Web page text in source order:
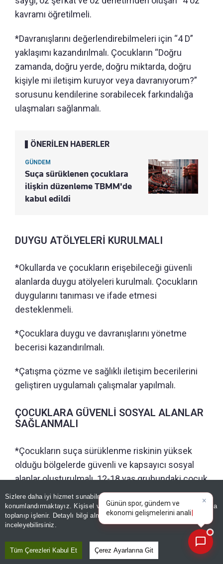
Sizlere daha iyi hizmet sunabilmek adına sitemizde
konumlandırmaktayız. Kişisel verileriniz, KVKK ve GDPR kapsamında
toplanıp işlenir. Detaylı bilgi almak içinAydınlatma Metnimizi
inceleyebilirsiniz.
Tüm Çerezleri Kabul Et Çerez Ayarlarına Git
kavramı öğretilmeli.
*Davranışlarını değerlendirebilmeleri için “4 D”
yaklaşımı kazandırılmalı. Çocukların “Doğru
zamanda, doğru yerde, doğru miktarda, doğru
kişiyle mi iletişim kuruyor veya davranıyorum?”
sorusunu kendilerine sorabilecek farkındalığa
ulaşmaları sağlanmalı.
ÖNERİLEN HABERLER
GÜNDEM
Suça sürüklenen çocuklara
ilişkin düzenleme TBMM'de
kabul edildi
DUYGU ATÖLYELERİ KURULMALI
*Okullarda ve çocukların erişebileceği güvenli
alanlarda duygu atölyeleri kurulmalı. Çocukların
duygularını tanıması ve ifade etmesi
desteklenmeli.
*Çocuklara duygu ve davranışlarını yönetme
becerisi kazandırılmalı.
*Çatışma çözme ve sağlıklı iletişim becerilerini
geliştiren uygulamalı çalışmalar yapılmalı.
ÇOCUKLARA GÜVENLİ SOSYAL ALANLAR
SAĞLANMALI
*Çocukların suça sürüklenme riskinin yüksek
olduğu bölgelerde güvenli ve kapsayıcı sosyal
alanlar oluşturulmalı. 12-18 yaş grubundaki çocuk
ve gençlerin bu alanlara ücretsiz erişimi
sağlanmalı.
*Çocuklara spor, sanat, kültür ve bilim
faaliyetlerinden ücretsiz yararlanma imkânı
sunulmalı.
×
Günün spor, gündem ve
ekonomi gelişmelerini analiz
edin!